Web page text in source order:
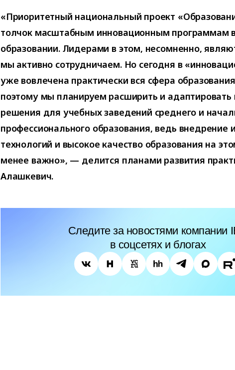
«Приоритетный национальный проект
толчок масштабным инновационным программам
образовании. Лидерами в этом, несомненно,
мы активно сотрудничаем. Но сегодня в
уже вовлечена практически вся сфера
поэтому мы планируем расширить и адаптировать
решения для учебных заведений среднего и
профессионального образования, ведь внедрение
технологий и высокое качество образования на
менее важно», — делится планами развития
Алашкевич.
Следите за новостями компании
в соцсетях и блогах